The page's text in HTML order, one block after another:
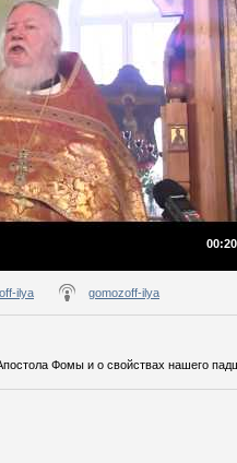
ilya gomozoff-ilya
Фомы и о свойствах нашего